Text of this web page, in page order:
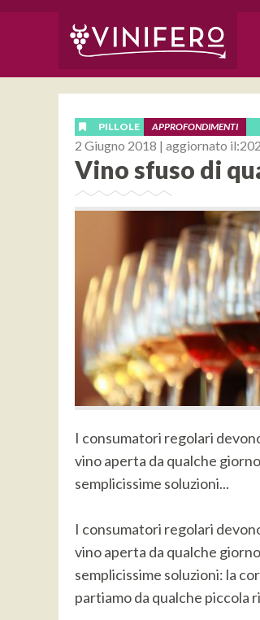
PILLOLE APPROFONDIMENTI
2 Giugno 2018 | aggiornato
Vino sfuso di
I consumatori regolari
vino aperta da qualche
semplicissime soluzioni...
I consumatori regolari
vino aperta da qualche
semplicissime soluzioni: la
partiamo da qualche piccola